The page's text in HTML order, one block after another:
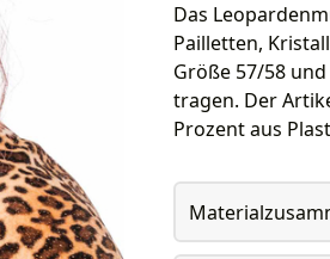
Das
Pailletten,
Größe 57/58
tragen. Der
Prozent aus